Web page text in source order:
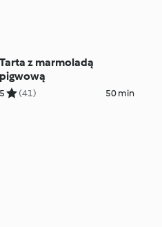
Tarta z marmoladą
pigwową
(41) 50 min